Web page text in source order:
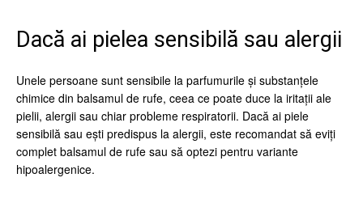
Dacă ai pielea sensibilă sau alergii
Unele persoane sunt sensibile la parfumurile și substanțele
chimice din balsamul de rufe, ceea ce poate duce la iritații ale
pielii, alergii sau chiar probleme respiratorii. Dacă ai piele
sensibilă sau ești predispus la alergii, este recomandat să eviți
complet balsamul de rufe sau să optezi pentru variante
hipoalergenice.